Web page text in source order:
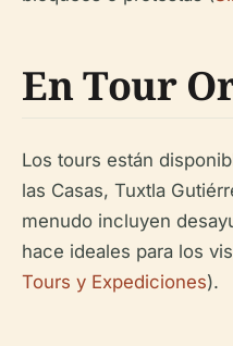
En Tour
Los tours están
las Casas, Tuxtla
menudo incluyen
hace ideales para los
Tours y Expediciones).